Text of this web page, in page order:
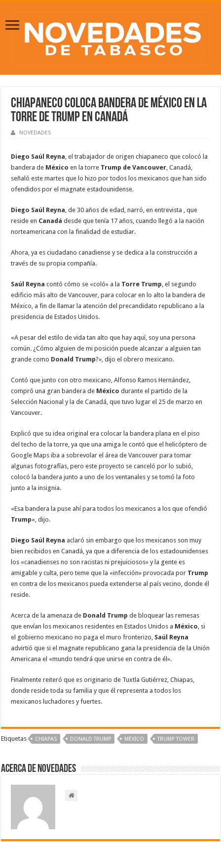
Chiapaneco coloca bandera de México en la
torre de Trump en Canadá
NOVEDADES
Diego Saúl Reyna, el trabajador de origen chiapaneco que colocó la
bandera de México en la torre Trump de Vancouver, Canadá,
señaló este martes que lo hizo por todos los mexicanos que han sido
ofendidos por el magnate estadounidense.
Diego Saúl Reyna, de 30 años de edad, narró, en entrevista , que
reside en Canadá desde que tenía 17 años, cuando llegó a la nación
norteamericana con la finalidad de estudiar.
Ahora, ya es ciudadano canadiense y se dedica a la construcción a
través de su propia compañía.
Saúl Reyna contó cómo se «coló» a la Torre Trump, el segundo
edificio más alto de Vancouver, para colocar en lo alto la bandera de
México, a fin de llamar la atención del precandidato republicano a la
presidencia de Estados Unidos.
«A pesar del estilo de vida tan alto que hay aquí, soy una persona
común. ¿Cómo alguien de mi posición puede alcanzar a alguien tan
grande como Donald Trump?», dijo el obrero mexicano.
Contó que junto con otro mexicano, Alfonso Ramos Hernández,
compró una gran bandera de México durante el partido de la
Selección Nacional y la de Canadá, que tuvo lugar el 25 de marzo en
Vancouver.
Explicó que su idea original era colocar la bandera plana en el piso
del techo de la torre, ya que una amiga le contó que el helicóptero de
Google Maps iba a sobrevolar el área de Vancouver para tomar
algunas fotografías, pero este proyecto se canceló por lo subió,
colocó la bandera junto a uno de los ventanales y se tomó la foto
junto a la insignia.
«Esa bandera la puse ahí para todos los mexicanos a los que ofendió
Trump«, dijo.
Diego Saúl Reyna aclaró sin embargo que los mexicanos son muy
bien recibidos en Canadá, ya que a diferencia de los estadounidenses
los «canadienses no son racistas ni prejuiciosos» y la gente es
amigable y culta, pero teme que la «infección» provocada por Trump
en contra de los mexicanos pueda extenderse al país vecino, donde él
reside.
Acerca de la amenaza de Donald Trump de bloquear las remesas
que envían los mexicanos residentes en Estados Unidos a México, si
el gobierno mexicano no paga el muro fronterizo, Saúl Reyna
advirtió que si el magnate republicano gana la presidencia de la Unión
Americana el «mundo tendrá que unirse en contra de él».
Finalmente reiteró que es originario de Tuxtla Gutiérrez, Chiapas,
donde reside toda su familia y que él representa a todos los
mexicanos luchadores y fuertes.
Etiquetas CHIAPAS DONALD TRUMP MÉXICO TRUMP TOWER
Acerca de NOVEDADES